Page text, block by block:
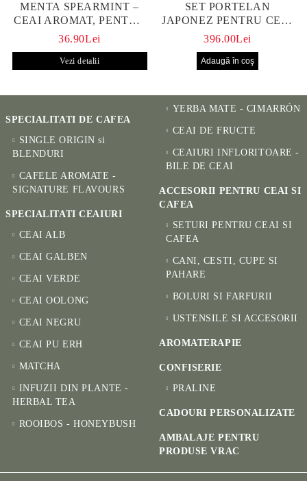
MENTA SPEARMINT –
CEAI AROMAT, PENTRU
CALM ȘI BENEFIC
36.90Lei
Vezi detalii
SET PORTELAN
JAPONEZ PENTRU CEAI
HANAKO, CEAINIC SI 4
396.00Lei
SPECIALITATI DE CAFEA
SINGLE ORIGIN si
BLENDURI
CAFELE AROMATE -
SIGNATURE FLAVOURS
SPECIALITATI CEAIURI
CEAI ALB
CEAI GALBEN
CEAI VERDE
CEAI OOLONG
CEAI NEGRU
CEAI PU ERH
MATCHA
INFUZII DIN PLANTE -
HERBAL TEA
ROOIBOS - HONEYBUSH
YERBA MATE - CIMARRÓN
CEAI DE FRUCTE
CEAIURI INFLORITOARE -
BILE DE CEAI
ACCESORII PENTRU CEAI SI
CAFEA
SETURI PENTRU CEAI SI
CAFEA
CANI, CESTI, CUPE SI
PAHARE
BOLURI SI FARFURII
USTENSILE SI ACCESORII
AROMATERAPIE
CONFISERIE
PRALINE
CADOURI PERSONALIZATE
AMBALAJE PENTRU
PRODUSE VRAC